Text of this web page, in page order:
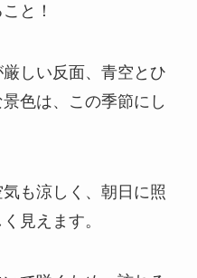
と！
しい反面、青空とひ
色は、この季節にし
も涼しく、朝日に照
見えます。